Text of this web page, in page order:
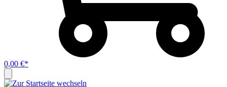
0,00 €*